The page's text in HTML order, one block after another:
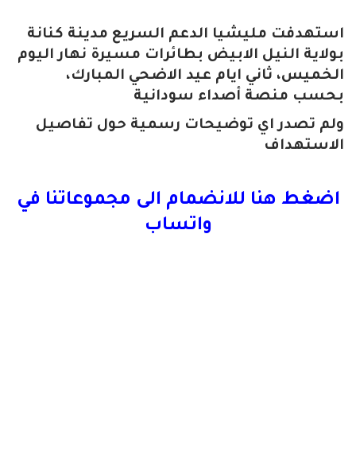
استهدفت مليشيا الدعم السريع مدينة كنانة
بولاية النيل الابيض بطائرات مسيرة نهار اليوم
الخميس، ثاني ايام عيد الاضحي المبارك،
بحسب منصة أصداء سودانية
ولم تصدر اي توضيحات رسمية حول تفاصيل
الاستهداف
اضغط هنا للانضمام الى مجموعاتنا في
واتساب